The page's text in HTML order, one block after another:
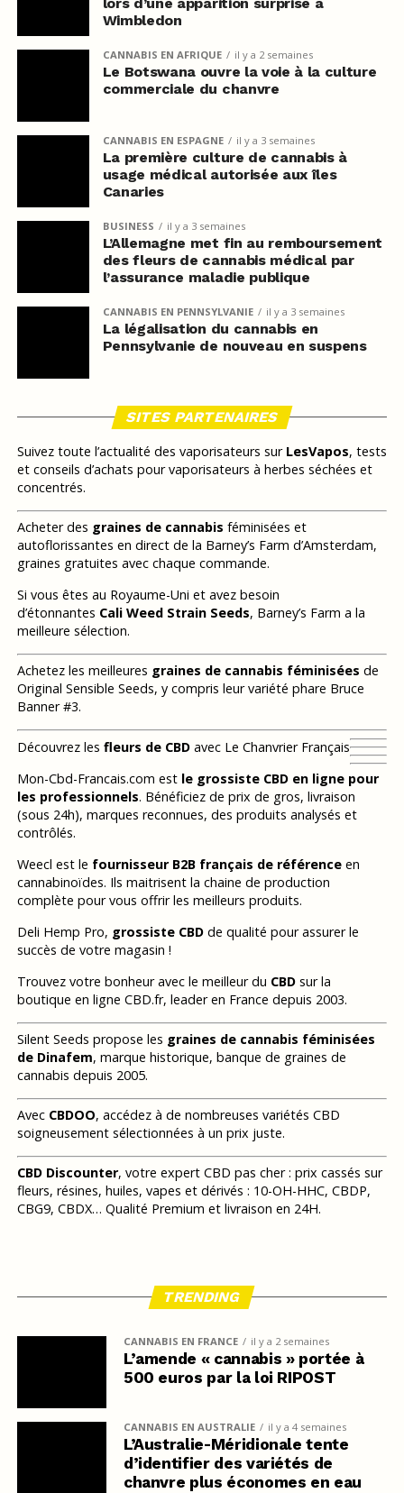
Wimbledon
CANNABIS EN AFRIQUE il y a 2 semaines
Le Botswana ouvre la voie à la culture
commerciale du chanvre
CANNABIS EN ESPAGNE il y a 3 semaines
La première culture de cannabis à
usage médical autorisée aux îles
Canaries
BUSINESS il y a 3 semaines
L’Allemagne met fin au remboursement
des fleurs de cannabis médical par
l’assurance maladie publique
CANNABIS EN PENNSYLVANIE il y a 3 semaines
La légalisation du cannabis en
Pennsylvanie de nouveau en suspens
SITES PARTENAIRES
Suivez toute l’actualité des vaporisateurs sur LesVapos, tests
et conseils d’achats pour vaporisateurs à herbes séchées et
concentrés.
Acheter des graines de cannabis féminisées et
autoflorissantes en direct de la Barney’s Farm d’Amsterdam,
graines gratuites avec chaque commande.
Si vous êtes au Royaume-Uni et avez besoin
d’étonnantes Cali Weed Strain Seeds, Barney’s Farm a la
meilleure sélection.
Achetez les meilleures graines de cannabis féminisées de
Original Sensible Seeds, y compris leur variété phare Bruce
Banner #3.
Découvrez les fleurs de CBDavec Le Chanvrier Français
Mon-Cbd-Francais.com est le grossiste CBD en ligne pour
les professionnels. Bénéficiez de prix de gros, livraison
(sous 24h), marques reconnues, des produits analysés et
contrôlés.
Weecl est le fournisseur B2B français de référenceen
cannabinoïdes. Ils maitrisent la chaine de production
complète pour vous offrir les meilleurs produits.
Deli Hemp Pro, grossiste CBDde qualité pour assurer le
succès de votre magasin !
Trouvez votre bonheur avec le meilleur du CBDsur la
boutique en ligne CBD.fr, leader en France depuis 2003.
Silent Seeds propose les graines de cannabis féminisées
de Dinafem, marque historique, banque de graines de
cannabis depuis 2005.
Avec CBDOO, accédez à de nombreuses variétés CBD
soigneusement sélectionnées à un prix juste.
CBD Discounter, votre expert CBD pas cher : prix cassés sur
fleurs, résines, huiles, vapes et dérivés : 10-OH-HHC, CBDP,
CBG9, CBDX… Qualité Premium et livraison en 24H.
TRENDING
CANNABIS EN FRANCE il y a 2 semaines
L’amende « cannabis » portée à
500 euros par la loi RIPOST
CANNABIS EN AUSTRALIE il y a 4 semaines
L’Australie-Méridionale tente
d’identifier des variétés de
chanvre plus économes en eau